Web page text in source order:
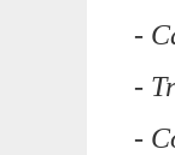
-
-
-